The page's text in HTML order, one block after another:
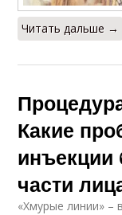
Читать дальше →
Какие
инъекции
части
«Хмурые линии» –